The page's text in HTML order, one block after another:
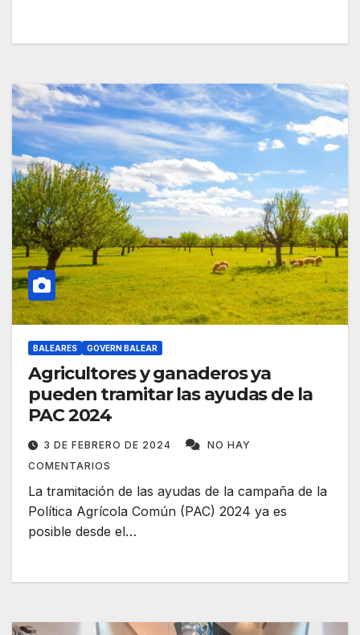
BALEARES GOVERN BALEAR
Agricultores y ganaderos ya
pueden tramitar las ayudas de la
PAC 2024
3 DE FEBRERO DE 2024
NO HAY
COMENTARIOS
La tramitación de las ayudas de la campaña de la
Política Agrícola Común (PAC) 2024 ya es
posible desde el…